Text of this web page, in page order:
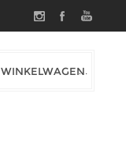
WINKELWAGEN